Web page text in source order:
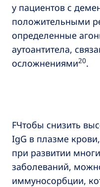
у пациентов с
положительными
определенные
аутоантитела,
осложнениями20.
FЧтобы снизить
IgG в плазме
при развитии
заболеваний,
иммуносорбции,